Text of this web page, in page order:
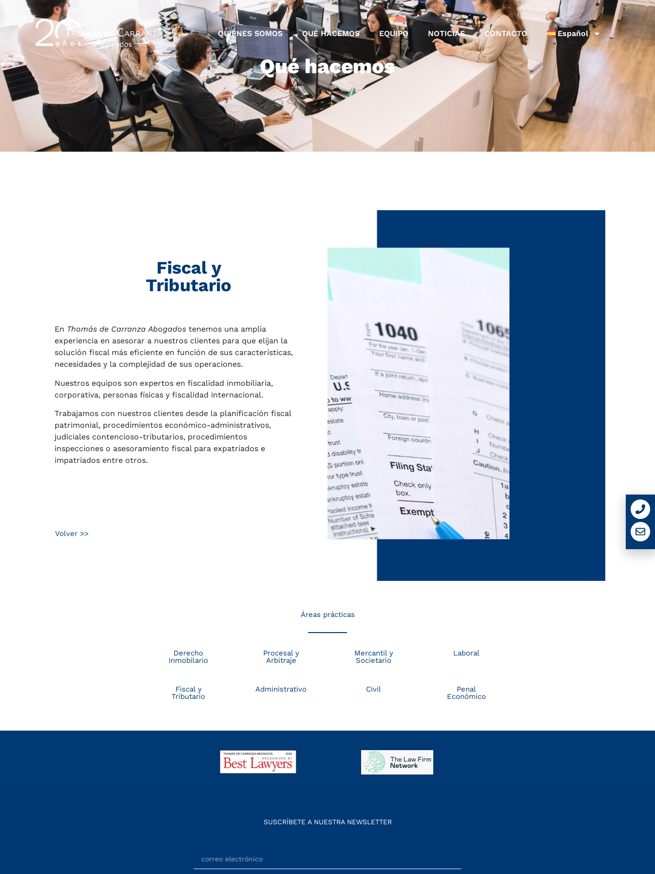
QUIÉNES SOMOS QUÉ HACEMOS EQUIPO NOTICIAS CONTACTO Español
Qué hacemos
Fiscal y
Tributario
En Thomás de Carranza Abogados tenemos una amplia
experiencia en asesorar a nuestros clientes para que elijan la
solución fiscal más eficiente en función de sus características,
necesidades y la complejidad de sus operaciones.
Nuestros equipos son expertos en fiscalidad inmobiliaria,
corporativa, personas físicas y fiscalidad internacional.
Trabajamos con nuestros clientes desde la planificación fiscal
patrimonial, procedimientos económico-administrativos,
judiciales contencioso-tributarios, procedimientos
inspecciones o asesoramiento fiscal para expatriados e
impatriados entre otros.
Volver >>
Áreas prácticas
Derecho
Inmobilario
Procesal y
Arbitraje
Mercantil y
Societario
Laboral
Fiscal y
Tributario
Administrativo Civil
Penal
Económico
SUSCRÍBETE A NUESTRA NEWSLETTER